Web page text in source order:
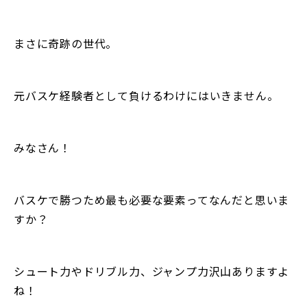
まさに奇跡の世代。
元バスケ経験者として負けるわけにはいきません。
みなさん！
バスケで勝つため最も必要な要素ってなんだと思いま
すか？
シュート力やドリブル力、ジャンプ力沢山ありますよ
ね！